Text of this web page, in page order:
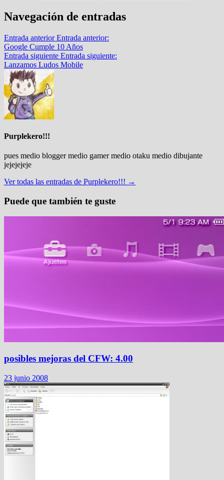
Navegación de entradas
Entrada anterior Entrada anterior:
Google Cumple 10 Años
Entrada siguiente Entrada siguiente:
Lanzamos Ludos Mobile
Purplekero!!!
pues medio blogger medio gamer medio otaku medio dibujante
jejejejeje
Ver todas las entradas de Purplekero!!! →
Puede que también te guste
posibles mejoras del CFW: 4.00
23 junio 2008